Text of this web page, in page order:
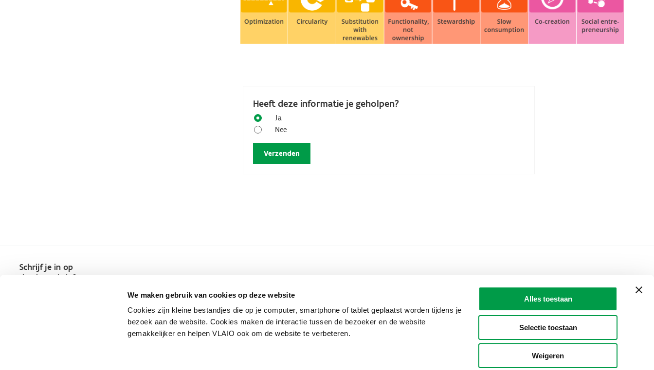
We maken gebruik van cookies op deze website
Cookies zijn kleine bestandjes die op je computer, smartphone of tablet geplaatst worden tijdens je
bezoek aan de website. Cookies maken de interactie tussen de bezoeker en de website
gemakkelijker en helpen VLAIO ook om de website te verbeteren.
Alles toestaan
Selectie toestaan
Weigeren
Heeft deze informatie je geholpen?
Ja
Nee
Schrijf je in op
de nieuwsbrief
Communicatieverplichtingen & logo'sKlachten, meldingen & fraudebestrijding